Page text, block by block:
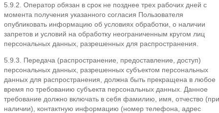
5.9.2. Оператор обязан в срок не позднее трех рабочих дней с
момента получения указанного согласия Пользователя
опубликовать информацию об условиях обработки, о наличии
запретов и условий на обработку неограниченным кругом лиц
персональных данных, разрешенных для распространения.
5.9.3. Передача (распространение, предоставление, доступ)
персональных данных, разрешенных субъектом персональных
данных для распространения, должна быть прекращена в любое
время по требованию субъекта персональных данных. Данное
требование должно включать в себя фамилию, имя, отчество (при
наличии), контактную информацию (номер телефона, адрес